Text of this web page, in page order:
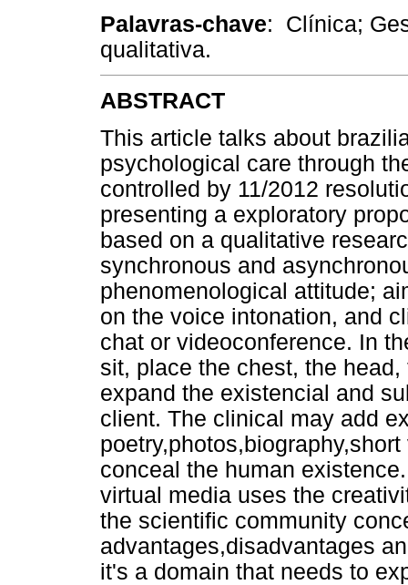
Palavras-chave: Clínica;
qualitativa.
ABSTRACT
This article talks about
psychological care through
controlled by 11/2012
presenting a exploratory
based on a qualitative
synchronous and
phenomenological attitude;
on the voice intonation, and
chat or videoconference. In
sit, place the chest, the
expand the existencial and
client. The clinical may add
conceal the human
virtual media uses the
the scientific community
advantages,disadvantages
it's a domain that needs to